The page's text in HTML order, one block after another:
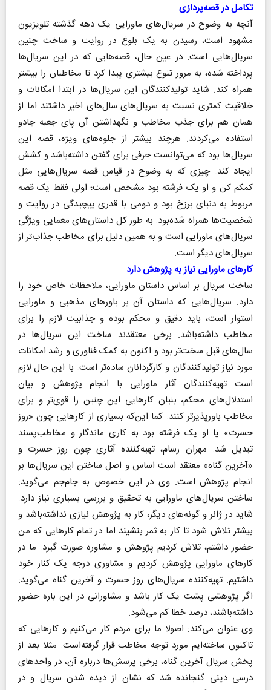
تکامل در قصه‌پردازی
آنچه به وضوح در سریال‌های ماورایی یک دهه گذشته تلویزیون
مشهود است، رسیدن به یک بلوغ در روایت و ساخت چنین
سریال‌هایی است. در عین حال، قصه‌هایی که در این سریال‌ها
پرداخته شده، به مرور تنوع بیشتری پیدا کرد تا مخاطبان را بیشتر
همراه کند. شاید تولیدکنندگان این سریال‌ها در ابتدا امکانات و
خلاقیت کمتری نسبت به سریال‌های سال‌های اخیر داشتند اما از
همان هم برای جذب مخاطب و نگهداشتن آن پای جعبه جادو
استفاده می‌کردند. هرچند بیشتر از جلوه‌های ویژه، قصه این
سریال‌ها بود که می‌توانست حرفی برای گفتن داشته‌باشد و کشش
ایجاد کند. چیزی که به وضوح در قیاس قصه سریال‌هایی مثل
کمکم کن و او یک فرشته بود مشخص است؛ اولی فقط یک قصه
مربوط به دنیای برزخ بود و دومی با قدری پیچیدگی در روایت و
شخصیت‌ها همراه شده‌بود. به طور کل داستان‌های معمایی ویژگی
سریال‌های ماورایی است و به همین دلیل برای مخاطب جذاب‌تر از
سریال‌های دیگر است.
کارهای ماورایی نیاز به پژوهش دارد
ساخت سریال‌ بر اساس داستان ماورایی، ملاحظات خاص خود را
دارد. سریال‌هایی که داستان آن بر باورهای مذهبی و ماورایی
استوار است، باید دقیق و محکم بوده و جذابیت لازم را برای
مخاطب داشته‌باشد. برخی معتقدند ساخت این سریال‌ها در
سال‌های قبل سخت‌تر بود و اکنون به کمک فناوری و رشد امکانات
مورد نیاز تولیدکنندگان و کارگردانان ساده‌تر است. با این حال لازم
است تهیه‌کنندگان آثار ماورایی با انجام پژوهش و بیان
استدلال‌های محکم، بنیان کارهایی این چنین را قوی‌تر و برای
مخاطب باورپذیرتر کنند. کما این‌که بسیاری از کارهایی چون «روز
حسرت» یا او یک فرشته بود به کاری ماندگار و مخاطب‌پسند
تبدیل شد. مهران رسام، تهیه‌کننده آثاری چون روز حسرت و
«آخرین گناه» معتقد است اساس و اصل ساختن این سریال‌ها بر
انجام پژوهش است. وی در این خصوص به جام‌جم می‌گوید:
ساختن سریال‌های ماورایی به تحقیق و بررسی بسیاری نیاز دارد.
شاید در ژانر و گونه‌های دیگر، کار به پژوهش نیازی نداشته‌باشد و
بیشتر تلاش شود تا کار به ثمر بنشیند اما در تمام کارهایی که من
حضور داشتم، تلاش کردیم پژوهش و مشاوره صورت گیرد. ما در
کارهای ماورایی پژوهش کردیم و مشاوری درجه یک کنار خود
داشتیم. تهیه‌کننده سریال‌های روز حسرت و آخرین گناه می‌گوید:
اگر پژوهشی پشت یک کار باشد و مشاورانی در این باره حضور
داشته‌باشند، درصد خطا کم می‌شود.
وی عنوان می‌کند: اصولا ما برای مردم کار می‌کنیم و کارهایی که
تاکنون ساخته‌ایم مورد توجه مخاطب قرار گرفته‌است. مثلا بعد از
پخش سریال آخرین گناه، برخی پرسش‌ها درباره آن، در واحدهای
درسی دینی گنجانده شد که نشان از دیده شدن سریال و در